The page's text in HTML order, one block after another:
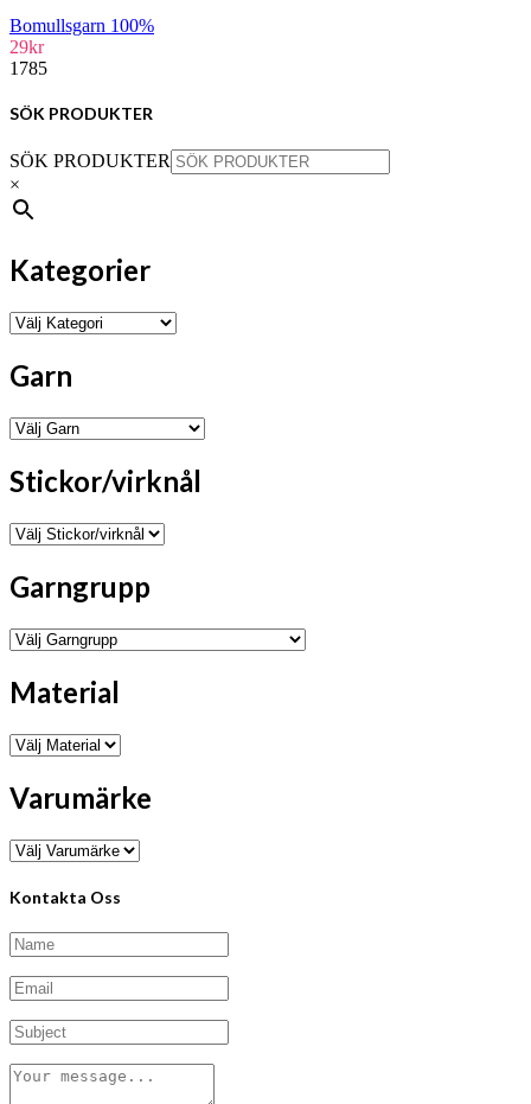
på
produktsidan
Bomullsgarn 100%
29kr
1785
SÖK PRODUKTER
SÖK PRODUKTER
×
Kategorier
Garn
Stickor/virknål
Garngrupp
Material
Varumärke
Kontakta Oss